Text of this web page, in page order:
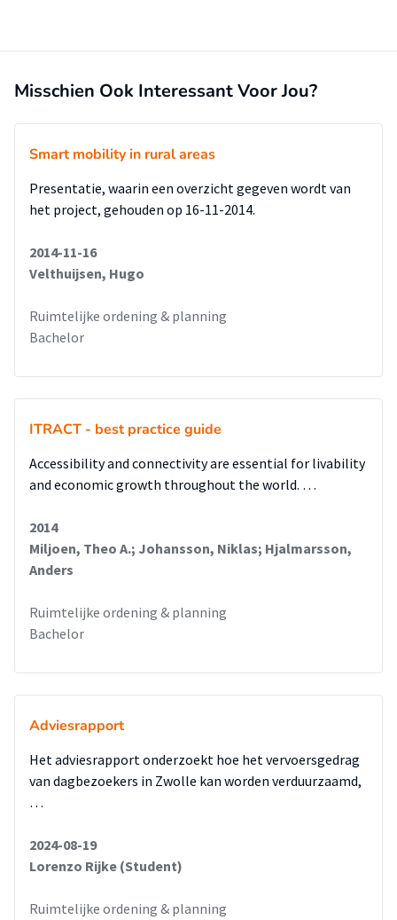
Misschien Ook Interessant Voor Jou?
Smart mobility in rural areas
Presentatie, waarin een overzicht gegeven wordt van
het project, gehouden op 16-11-2014.
2014-11-16
Velthuijsen, Hugo
Ruimtelijke ordening & planning
Bachelor
ITRACT - best practice guide
Accessibility and connectivity are essential for livability
and economic growth throughout the world. …
2014
Miljoen, Theo A.; Johansson, Niklas; Hjalmarsson,
Anders
Ruimtelijke ordening & planning
Bachelor
Adviesrapport
Het adviesrapport onderzoekt hoe het vervoersgedrag
van dagbezoekers in Zwolle kan worden verduurzaamd,
…
2024-08-19
Lorenzo Rijke (Student)
Ruimtelijke ordening & planning